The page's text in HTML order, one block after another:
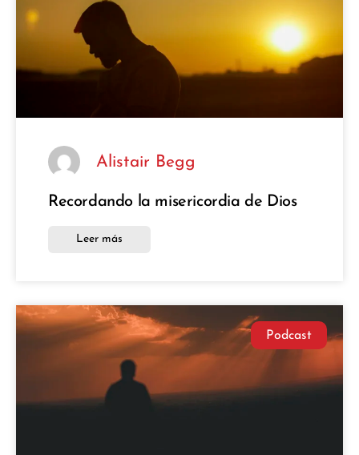
Alistair Begg
Recordando la misericordia de Dios
Leer más
Podcast